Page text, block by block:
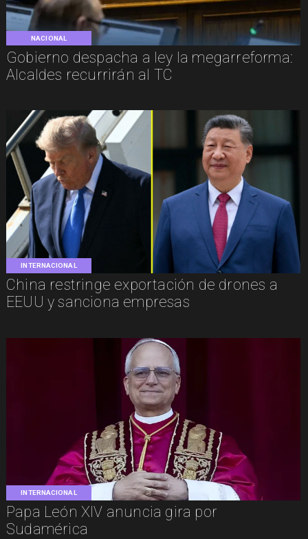
NACIONAL
Gobierno despacha a ley la megarreforma:
Alcaldes recurrirán al TC
INTERNACIONAL
China restringe exportación de drones a
EEUU y sanciona empresas
INTERNACIONAL
Papa León XIV anuncia gira por
Sudamérica